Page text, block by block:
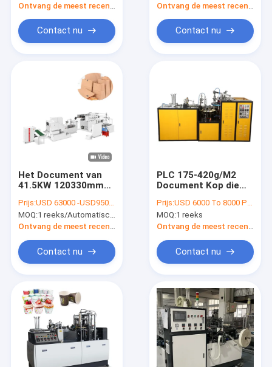
Producten
Ongeveer ons
Fabrieksreis
volledig
Contact nu
Document Plastiek in
reliëf maken
Contact nu
Het Document van
41.5KW 120330mm
Productiemachine
met Kabelhandvat
Prijs:USD 63000 -USD95000
MOQ:1 reeks/Automatische het Winkelen Document Zak Productiemachine met Kabelhandvat
Ontvang de meest recente Prijs
Contact nu
PLC 175-420g/M2
Document Kop die
Automatisch maken
volledig
Prijs:USD 6000 To 8000 Per Set
MOQ:1 reeks
Ontvang de meest recente Prijs
Contact nu